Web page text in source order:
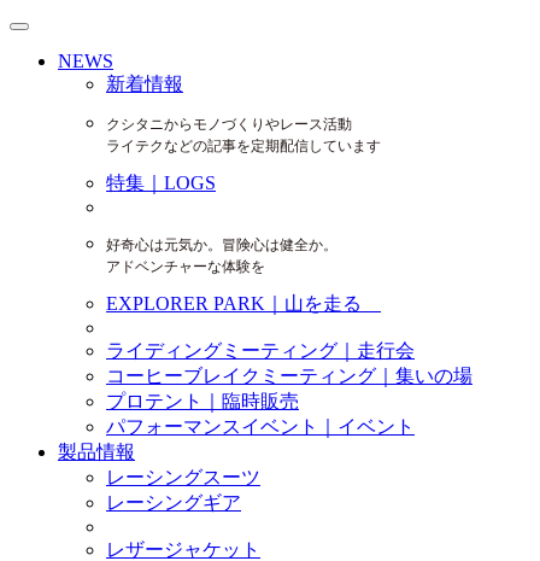
NEWS
新着情報
クシタニからモノづくりやレース活動
ライテクなどの記事を定期配信しています
特集｜LOGS
好奇心は元気か。冒険心は健全か。
アドベンチャーな体験を
EXPLORER PARK｜山を走る
ライディングミーティング｜走行会
コーヒーブレイクミーティング｜集いの場
プロテント｜臨時販売
パフォーマンスイベント｜イベント
製品情報
レーシングスーツ
レーシングギア
レザージャケット